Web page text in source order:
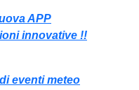
APP
innovative !!
eventi meteo